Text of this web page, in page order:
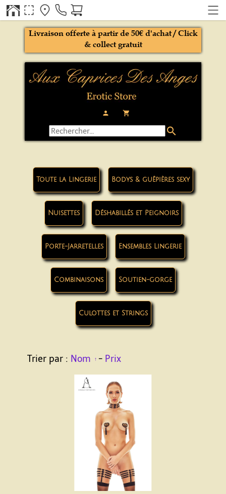
person local_grocery_store
Livraison offerte à partir de 50€ d'achat / Click
& collect gratuit
search
Toute la Lingerie Bodys & guêpières sexy
Nuisettes Déshabillés et Peignoirs
Porte-Jarretelles Ensembles Lingerie
Combinaisons Soutien-gorge
Culottes et Strings
Trier par : Nom - Prix